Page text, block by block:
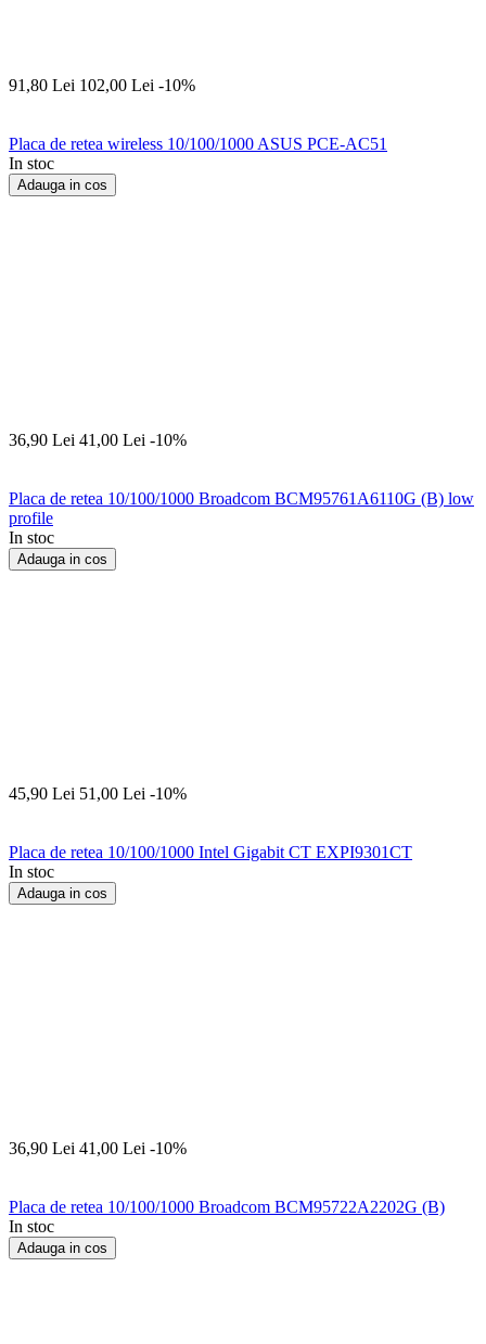
91,80 Lei 102,00 Lei -10%
Placa de retea wireless 10/100/1000 ASUS PCE-AC51
In stoc
Adauga in cos
36,90 Lei 41,00 Lei -10%
Placa de retea 10/100/1000 Broadcom BCM95761A6110G (B) low
profile
In stoc
Adauga in cos
45,90 Lei 51,00 Lei -10%
Placa de retea 10/100/1000 Intel Gigabit CT EXPI9301CT
In stoc
Adauga in cos
36,90 Lei 41,00 Lei -10%
Placa de retea 10/100/1000 Broadcom BCM95722A2202G (B)
In stoc
Adauga in cos